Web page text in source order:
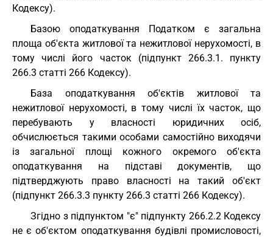
Кодексу).
Базою оподаткування Податком є загальна
площа об'єкта житлової та нежитлової нерухомості, в
тому числі його часток (підпункт 266.3.1. пункту
266.3 статті 266 Кодексу).
База оподаткування об'єктів житлової та
нежитлової нерухомості, в тому числі їх часток, що
перебувають у власності юридичних осіб,
обчислюється такими особами самостійно виходячи
із загальної площі кожного окремого об'єкта
оподаткування на підставі документів, що
підтверджують право власності на такий об'єкт
(підпункт 266.3.3 пункту 266.3 статті 266 Кодексу).
Згідно з підпунктом "є" підпункту 266.2.2 Кодексу
не є об'єктом оподаткування будівлі промисловості,